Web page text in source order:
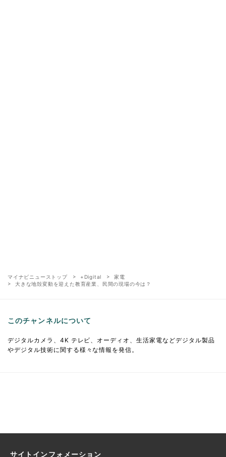
マイナビニューストップ +Digital
家電
大きな地殻変動を迎えた教育産業、民間の現場の今は？
このチャンネルについて
デジタルカメラ、4K テレビ、オーディオ、生活家電などデジタル製品
やデジタル技術に関する様々な情報を発信。
サイトインフォメーション